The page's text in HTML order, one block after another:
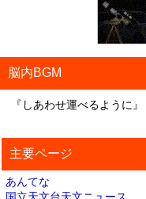
脳内BGM
『しあわせ運べるように』
主要ページ
あんてな